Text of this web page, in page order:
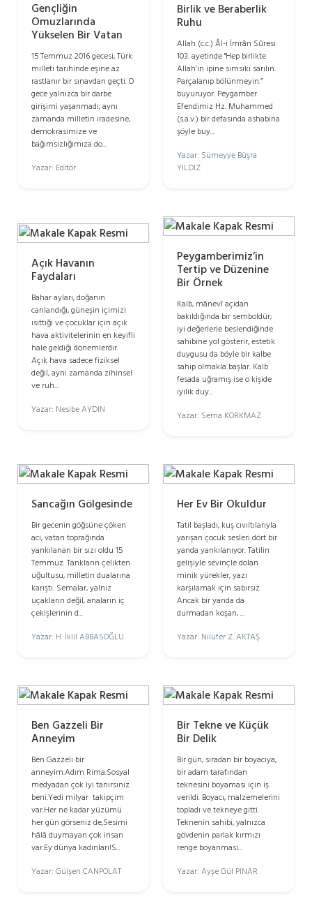
Gençliğin
Omuzlarında
Yükselen Bir Vatan
15 Temmuz 2016 gecesi, Türk
milleti tarihinde eşine az
rastlanır bir sınavdan geçti. O
gece yalnızca bir darbe
girişimi yaşanmadı; aynı
zamanda milletin iradesine,
demokrasimize ve
bağımsızlığımıza do...
Yazar: Editör
Birlik ve Beraberlik
Ruhu
Allah (c.c.) Âl-i İmrân Sûresi
103. ayetinde "Hep birlikte
Allah’ın ipine sımsıkı sarılın.
Parçalanıp bölünmeyin.”
buyuruyor. Peygamber
Efendimiz Hz. Muhammed
(s.a.v.) bir defasında ashabına
şöyle buy...
Yazar: Sümeyye Büşra
YILDIZ
Açık Havanın
Faydaları
Bahar ayları, doğanın
canlandığı, güneşin içimizi
ısıttığı ve çocuklar için açık
hava aktivitelerinin en keyifli
hale geldiği dönemlerdir.
Açık hava sadece fiziksel
değil, aynı zamanda zihinsel
ve ruh...
Yazar: Nesibe AYDIN
Peygamberimiz’in
Tertip ve Düzenine
Bir Örnek
Kalb, mânevî açıdan
bakıldığında bir semboldür;
iyi değerlerle beslendiğinde
sahibine yol gösterir, estetik
duygusu da böyle bir kalbe
sahip olmakla başlar. Kalb
fesada uğramış ise o kişide
iyilik duy...
Yazar: Sema KORKMAZ
Sancağın Gölgesinde
Bir gecenin göğsüne çöken
acı, vatan toprağında
yankılanan bir sızı oldu 15
Temmuz. Tankların çelikten
uğultusu, milletin dualarına
karıştı. Semalar, yalnız
uçakların değil, anaların iç
çekişlerinin d...
Yazar: H. İklil ABBASOĞLU
Her Ev Bir Okuldur
Tatil başladı, kuş cıvıltılarıyla
yarışan çocuk sesleri dört bir
yanda yankılanıyor. Tatilin
gelişiyle sevinçle dolan
minik yürekler, yazı
karşılamak için sabırsız.
Ancak bir yanda da
durmadan koşan, ...
Yazar: Nilüfer Z. AKTAŞ
Ben Gazzeli Bir
Anneyim
Ben Gazzeli bir
anneyim.Adım Rima.Sosyal
medyadan çok iyi tanırsınız
beni.Yedi milyar takipçim
var.Her ne kadar yüzümü
her gün görseniz de,Sesimi
hâlâ duymayan çok insan
var.Ey dünya kadınları!S...
Yazar: Gülşen CANPOLAT
Bir Tekne ve Küçük
Bir Delik
Bir gün, sıradan bir boyacıya,
bir adam tarafından
teknesini boyaması için iş
verildi. Boyacı, malzemelerini
topladı ve tekneye gitti.
Teknenin sahibi, yalnızca
gövdenin parlak kırmızı
renge boyanması...
Yazar: Ayşe Gül PINAR